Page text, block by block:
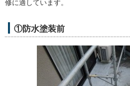
修に適しています。
①防水塗装前